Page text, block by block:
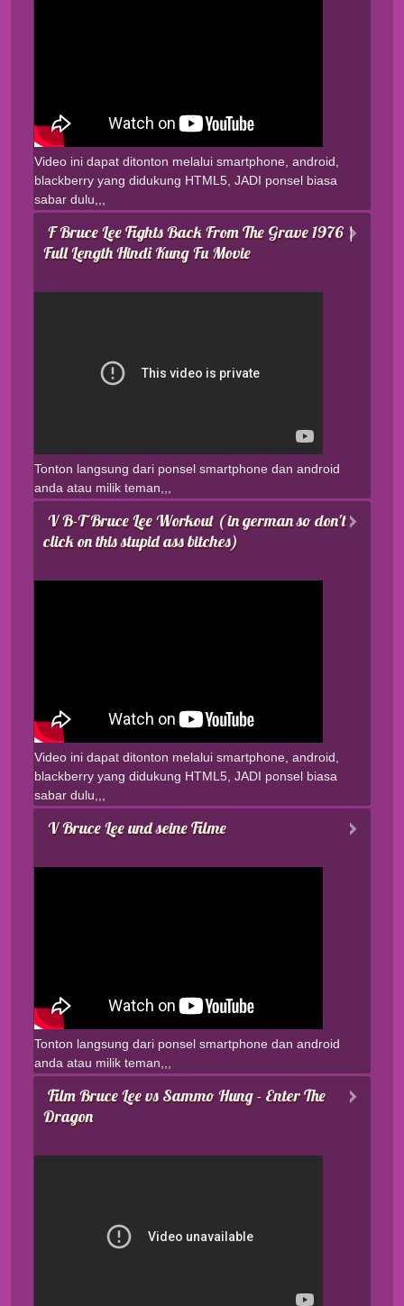
Video ini dapat ditonton melalui smartphone, android,
blackberry yang didukung HTML5, JADI ponsel biasa
sabar dulu,,,
F Bruce Lee Fights Back From The Grave 1976 |
Full Length Hindi Kung Fu Movie
Tonton langsung dari ponsel smartphone dan android
anda atau milik teman,,,
V B-T Bruce Lee Workout ( in german so don't
click on this stupid ass bitches)
Video ini dapat ditonton melalui smartphone, android,
blackberry yang didukung HTML5, JADI ponsel biasa
sabar dulu,,,
V Bruce Lee und seine Filme
Tonton langsung dari ponsel smartphone dan android
anda atau milik teman,,,
Film Bruce Lee vs Sammo Hung - Enter The
Dragon